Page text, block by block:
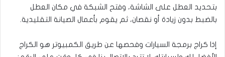
بتحديد العطل على الشاشة، وفتح الشبكة في مكان العطل
بالضبط بدون زيادة أو نقصان، ثم يقوم بأعمال الصيانة التقليدية.
إذا كراج برمجة السيارات وفحصها عن طريق الكمبيوتر هو الكراج